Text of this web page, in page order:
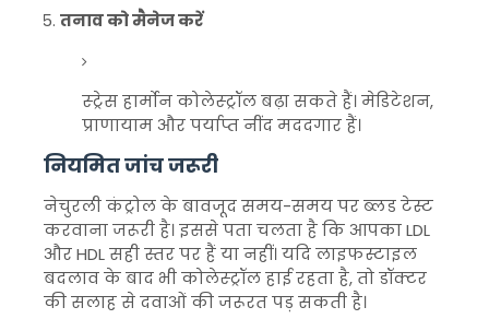
तनाव को मैनेज करें
स्ट्रेस हार्मोन कोलेस्ट्रॉल बढ़ा सकते हैं। मेडिटेशन,
प्राणायाम और पर्याप्त नींद मददगार हैं।
नियमित जांच जरूरी
नेचुरली कंट्रोल के बावजूद समय-समय पर ब्लड टेस्ट
करवाना जरूरी है। इससे पता चलता है कि आपका LDL
और HDL सही स्तर पर हैं या नहीं। यदि लाइफस्टाइल
बदलाव के बाद भी कोलेस्ट्रॉल हाई रहता है, तो डॉक्टर
की सलाह से दवाओं की जरूरत पड़ सकती है।